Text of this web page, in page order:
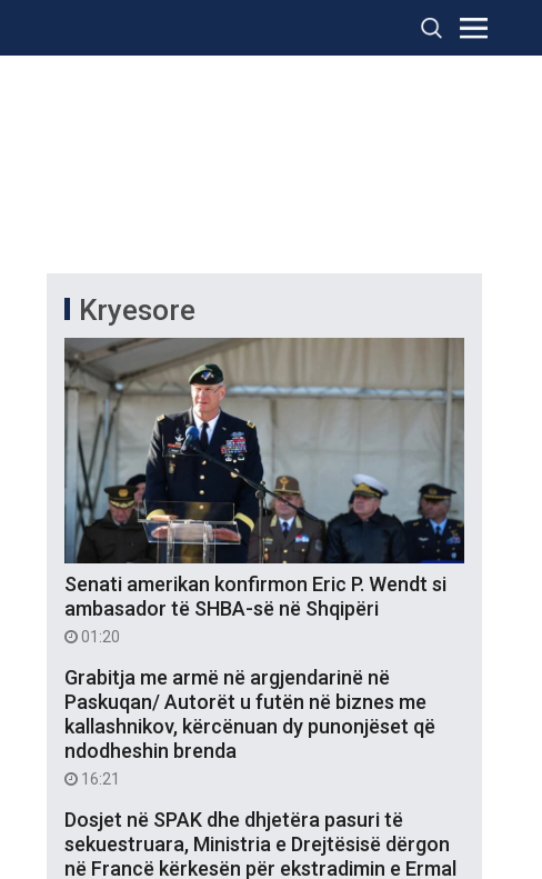
Kryesore
Senati amerikan konfirmon Eric P. Wendt si
ambasador të SHBA-së në Shqipëri
01:20
Grabitja me armë në argjendarinë në
Paskuqan/ Autorët u futën në biznes me
kallashnikov, kërcënuan dy punonjëset që
ndodheshin brenda
16:21
Dosjet në SPAK dhe dhjetëra pasuri të
sekuestruara, Ministria e Drejtësisë dërgon
në Francë kërkesën për ekstradimin e Ermal